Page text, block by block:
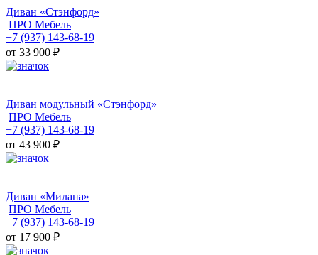
Диван «Стэнфорд»
ПРО Мебель
+7 (937) 143-68-19
от 33 900 ₽
Диван модульный «Стэнфорд»
ПРО Мебель
+7 (937) 143-68-19
от 43 900 ₽
Диван «Милана»
ПРО Мебель
+7 (937) 143-68-19
от 17 900 ₽